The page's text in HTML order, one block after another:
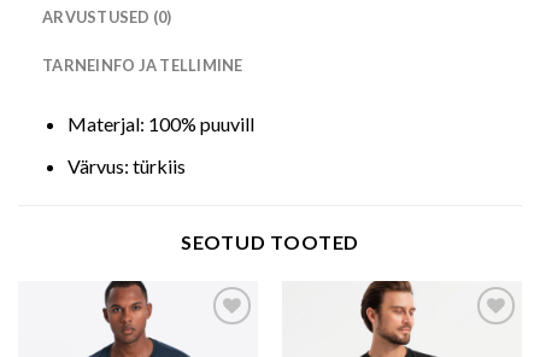
ARVUSTUSED (0)
TARNEINFO JA TELLIMINE
Materjal: 100% puuvill
Värvus: türkiis
SEOTUD TOOTED